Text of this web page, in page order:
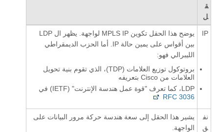
ق
ل
IP
يوضح هذا الحقل تكوين MPLS IP لواجهة. يظهر ال LDP
بين أقواس على يمين حالة IP. أما الحزب الديمقراطي
الليبرالي فهو:
بروتوكول توزيع العلامات (TDP)، الذي تقوم بنية تحويل
العلامات من Cisco بتعريفه
LDP، كما تعرف "قوة عمل هندسة الإنترنت" (IETF) في
RFC 3036
نف
ق
يشير هذا الحقل إلى سعة هندسة حركة مرور البيانات على
الواجهة.